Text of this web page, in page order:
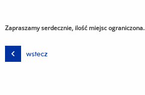
Zapraszamy serdecznie, ilość miejsc ograniczona.
wstecz